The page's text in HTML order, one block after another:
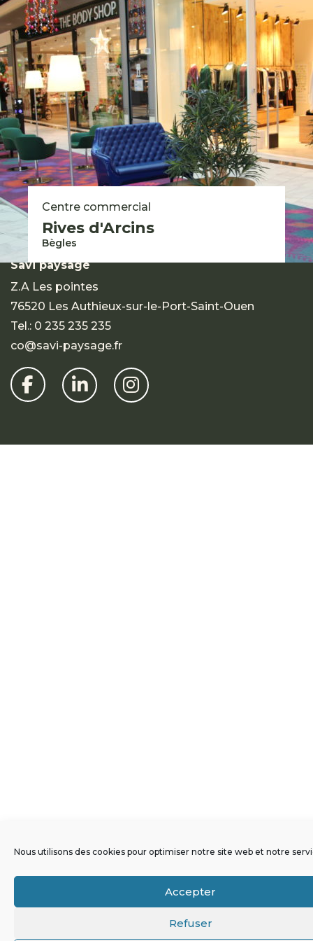
Nous utilisons des cookies pour optimiser notre site web et notre
Accepter
Refuser
Centre commercial
Rives d'Arcins
Bègles
Qui sommes-nous ?
Notre vision et nos valeurs
Nos savoir-faire
Nos engagements
Nos solutions pour les particuliers
Nous rejoindre
Groupe Savi 2026 © - Mentions légales
Expertises
Réalisations
Contact
Savi paysage
Z.A Les pointes
76520 Les Authieux-sur-le-Port-Saint-Ouen
Tel.: 0 235 235 235
co@savi-paysage.fr